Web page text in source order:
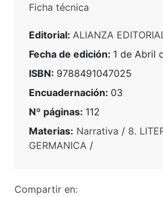
Ficha técnica
Editorial: ALIANZA
Fecha de edición: 1 de Abril
ISBN: 9788491047025
Encuadernación: 03
Nº páginas: 112
Materias: Narrativa / 8.
GERMANICA /
Compartir en: